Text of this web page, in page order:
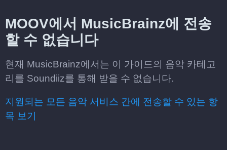
MOOV에서 MusicBrainz에 전송
할 수 없습니다
현재 MusicBrainz에서는 이 가이드의 음악 카테고
리를 Soundiiz를 통해 받을 수 없습니다.
지원되는 모든 음악 서비스 간에 전송할 수 있는 항
목 보기